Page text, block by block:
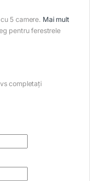
5 camere. Mai mult
pentru ferestrele
completați